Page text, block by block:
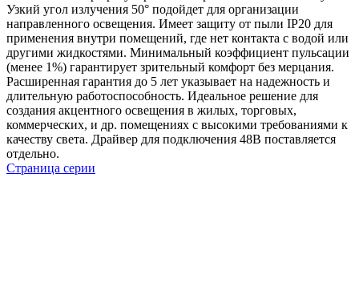
Узкий угол излучения 50° подойдет для организации
направленного освещения. Имеет защиту от пыли IP20 для
применения внутри помещений, где нет контакта с водой или
другими жидкостями. Минимальный коэффициент пульсации
(менее 1%) гарантирует зрительный комфорт без мерцания.
Расширенная гарантия до 5 лет указывает на надежность и
длительную работоспособность. Идеальное решение для
создания акцентного освещения в жилых, торговых,
коммерческих, и др. помещениях с высокими требованиями к
качеству света. Драйвер для подключения 48В поставляется
отдельно.
Страница серии